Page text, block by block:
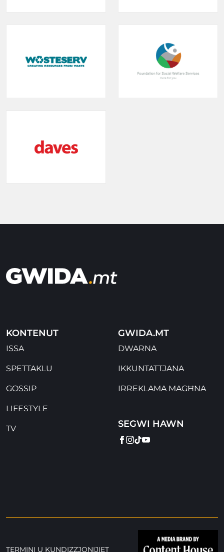
KONTENUT
ISSA
SPETTAKLU
GOSSIP
LIFESTYLE
TV
GWIDA.MT
DWARNA
IKKUNTATTJANA
IRREKLAMA MAGĦNA
SEGWI HAWN
FACEBOOK
INSTAGRAM
TIKTOK
YOUTUBE
TERMINI U KUNDIZZJONIJIET